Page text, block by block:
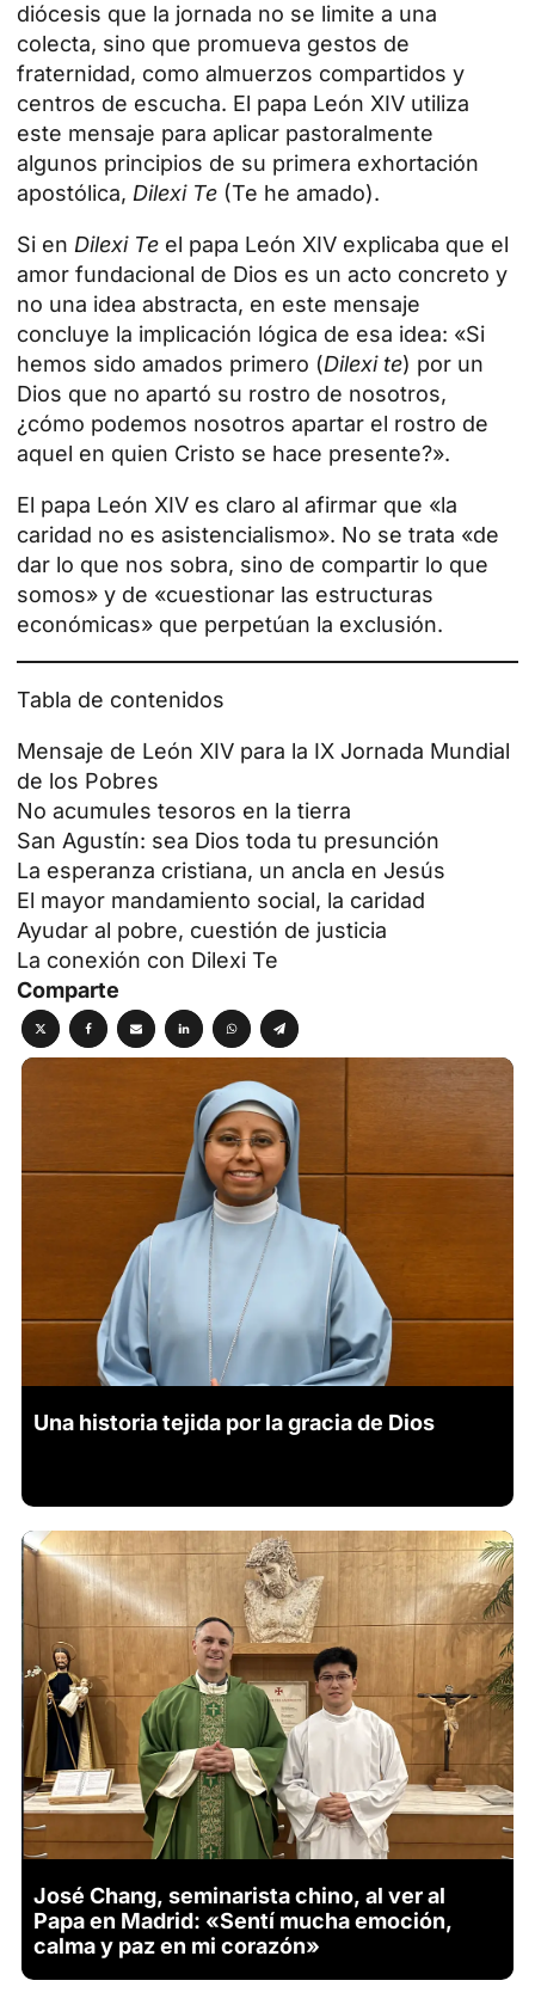
diócesis que la jornada no se limite a una
colecta, sino que promueva gestos de
fraternidad, como almuerzos compartidos y
centros de escucha. El papa León XIV utiliza
este mensaje para aplicar pastoralmente
algunos principios de su primera exhortación
apostólica, Dilexi Te (Te he amado).
Si en Dilexi Te el papa León XIV explicaba que el
amor fundacional de Dios es un acto concreto y
no una idea abstracta, en este mensaje
concluye la implicación lógica de esa idea: «Si
hemos sido amados primero (Dilexi te) por un
Dios que no apartó su rostro de nosotros,
¿cómo podemos nosotros apartar el rostro de
aquel en quien Cristo se hace presente?».
El papa León XIV es claro al afirmar que «la
caridad no es asistencialismo». No se trata «de
dar lo que nos sobra, sino de compartir lo que
somos» y de «cuestionar las estructuras
económicas» que perpetúan la exclusión.
Tabla de contenidos
Mensaje de León XIV para la IX Jornada Mundial
de los Pobres
No acumules tesoros en la tierra
San Agustín: sea Dios toda tu presunción
La esperanza cristiana, un ancla en Jesús
El mayor mandamiento social, la caridad
Ayudar al pobre, cuestión de justicia
La conexión con Dilexi Te
Comparte
Una historia tejida por la gracia de Dios
José Chang, seminarista chino, al ver al
Papa en Madrid: «Sentí mucha emoción,
calma y paz en mi corazón»